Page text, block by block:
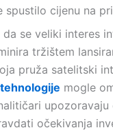
spustilo cijenu na
da se veliki interes
tržištem
pruža satelitski
tehnologije mogle
očekivanja